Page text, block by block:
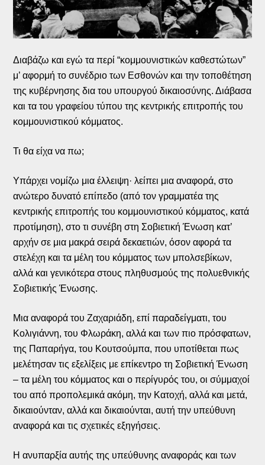
Διαβάζω και εγώ τα περί “κομμουνιστικών καθεστώτων”
μ’ αφορμή το συνέδριο των Εσθονών και την τοποθέτηση
της κυβέρνησης δια του υπουργού δικαιοσύνης. Διάβασα
και τα του γραφείου τύπου της κεντρικής επιτροπής του
κομμουνιστικού κόμματος.
Τι θα είχα να πω;
Υπάρχει νομίζω μια έλλειψη· λείπει μια αναφορά, στο
ανώτερο δυνατό επίπεδο (από τον γραμματέα της
κεντρικής επιτροπής του κομμουνιστικού κόμματος, κατά
προτίμηση), στο τι συνέβη στη Σοβιετική Ένωση κατ’
αρχήν σε μια μακρά σειρά δεκαετιών, όσον αφορά τα
στελέχη και τα μέλη του κόμματος των μπολσεβίκων,
αλλά και γενικότερα στους πληθυσμούς της πολυεθνικής
Σοβιετικής Ένωσης.
Μια αναφορά του Ζαχαριάδη, επί παραδείγματι, του
Κολιγιάννη, του Φλωράκη, αλλά και των πιο πρόσφατων,
της Παπαρήγα, του Κουτσούμπα, που υποτίθεται πως
μελέτησαν τις εξελίξεις με επίκεντρο τη Σοβιετική Ένωση
– τα μέλη του κόμματος και ο περίγυρός του, οι σύμμαχοί
του από προπολεμικά ακόμη, την Κατοχή, αλλά και μετά,
δικαιούνταν, αλλά και δικαιούνται, αυτή την υπεύθυνη
αναφορά και τις σχετικές εξηγήσεις.
Η ανυπαρξία αυτής της υπεύθυνης αναφοράς και των